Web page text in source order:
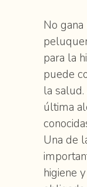
No
para la
puede
la
última
Una de
higiene